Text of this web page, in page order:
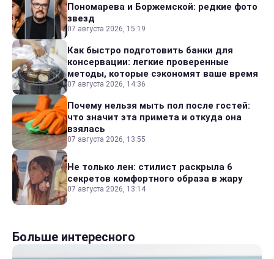
Пономарева и Боржемской: редкие фото
звезд
07 августа 2026, 15:19
Как быстро подготовить банки для
консервации: легкие проверенные
методы, которые сэкономят ваше время
07 августа 2026, 14:36
Почему нельзя мыть пол после гостей:
что значит эта примета и откуда она
взялась
07 августа 2026, 13:55
Не только лен: стилист раскрыла 6
секретов комфортного образа в жару
07 августа 2026, 13:14
Больше интересного